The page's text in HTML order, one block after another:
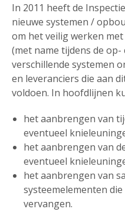
In 2011 heeft de
nieuwe systemen /
om het veilig werken
(met name tijdens de
verschillende systemen
en leveranciers die aan
voldoen. In hoofdlijnen
het aanbrengen van
eventueel
het aanbrengen van
eventueel
het aanbrengen van
systeemelementen
vervangen.